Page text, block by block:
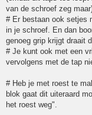
van de schroef zeg
# Er bestaan ook setjes
in je schroef. En dan
genoeg grip krijgt draait
# Je kunt ook met een
vervolgens met de tap
# Heb je met roest te
blok gaat dit uiteraard
het roest weg".